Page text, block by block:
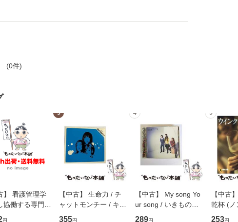
(0件)
】 看護管理学
協働する専門職
マネジメントス
円
3
【中古】 生命力 / チ
ャットモンチー / キュ
ーンレコード [CD]
355円
4
【中古】 My song Yo
ur song / いきものが
かり / [CD]【メール便
289円
5
【中古
乾杯 (ノ
ト) / 東
253円